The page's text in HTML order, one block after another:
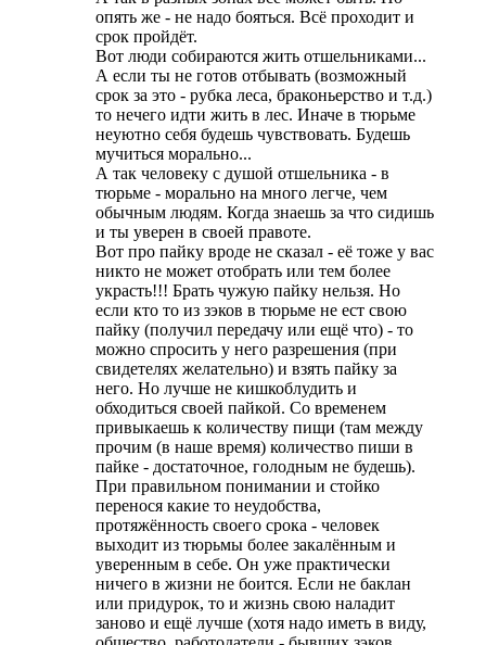
опять же - не надо бояться. Всё проходит и
срок пройдёт.
Вот люди собираются жить отшельниками...
А если ты не готов отбывать (возможный
срок за это - рубка леса, браконьерство и т.д.)
то нечего идти жить в лес. Иначе в тюрьме
неуютно себя будешь чувствовать. Будешь
мучиться морально...
А так человеку с душой отшельника - в
тюрьме - морально на много легче, чем
обычным людям. Когда знаешь за что сидишь
и ты уверен в своей правоте.
Вот про пайку вроде не сказал - её тоже у вас
никто не может отобрать или тем более
украсть!!! Брать чужую пайку нельзя. Но
если кто то из зэков в тюрьме не ест свою
пайку (получил передачу или ещё что) - то
можно спросить у него разрешения (при
свидетелях желательно) и взять пайку за
него. Но лучше не кишкоблудить и
обходиться своей пайкой. Со временем
привыкаешь к количеству пищи (там между
прочим (в наше время) количество пиши в
пайке - достаточное, голодным не будешь).
При правильном понимании и стойко
перенося какие то неудобства,
протяжённость своего срока - человек
выходит из тюрьмы более закалённым и
уверенным в себе. Он уже практически
ничего в жизни не боится. Если не баклан
или придурок, то и жизнь свою наладит
заново и ещё лучше (хотя надо иметь в виду,